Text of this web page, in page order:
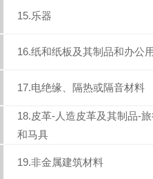
15.乐器
16.纸和纸板及其制品和办公
17.电绝缘、隔热或隔音材料
18.皮革-人造皮革及其制品-
和马具
19.非金属建筑材料